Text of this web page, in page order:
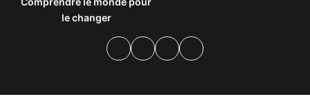
le changer